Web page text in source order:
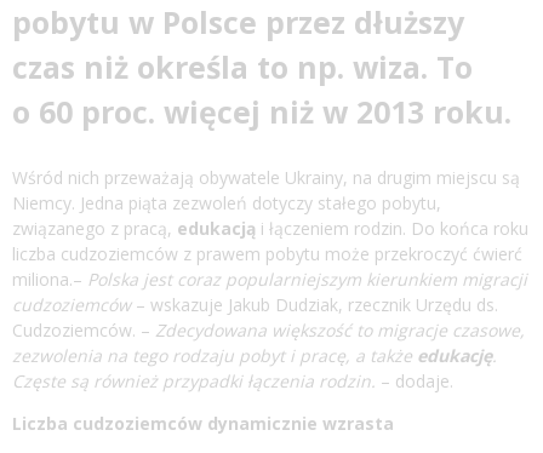
pobytu w Polsce przez dłuższy
czas niż określa to np. wiza. To
o 60 proc. więcej niż w 2013 roku.
Wśród nich przeważają obywatele Ukrainy, na drugim miejscu są
Niemcy. Jedna piąta zezwoleń dotyczy stałego pobytu,
związanego z pracą, edukacją i łączeniem rodzin. Do końca roku
liczba cudzoziemców z prawem pobytu może przekroczyć ćwierć
miliona.– Polska jest coraz popularniejszym kierunkiem migracji
cudzoziemców – wskazuje Jakub Dudziak, rzecznik Urzędu ds.
Cudzoziemców. – Zdecydowana większość to migracje czasowe,
zezwolenia na tego rodzaju pobyt i pracę, a także edukację.
Częste są również przypadki łączenia rodzin. – dodaje.
Liczba cudzoziemców dynamicznie wzrasta